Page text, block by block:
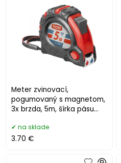
Meter zvinovací,
pogumovaný s magnetom,
3x brzda, 5m, šírka pásu
na sklade
3.70 €